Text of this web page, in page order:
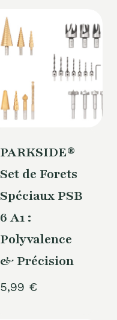
PARKSIDE®
Set de Forets
Spéciaux PSB
6 A1 :
Polyvalence
& Précision
5,99 €